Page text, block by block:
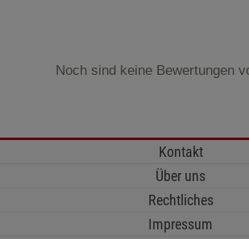
Noch sind keine Bewertungen
Kontakt
Über uns
Rechtliches
Impressum